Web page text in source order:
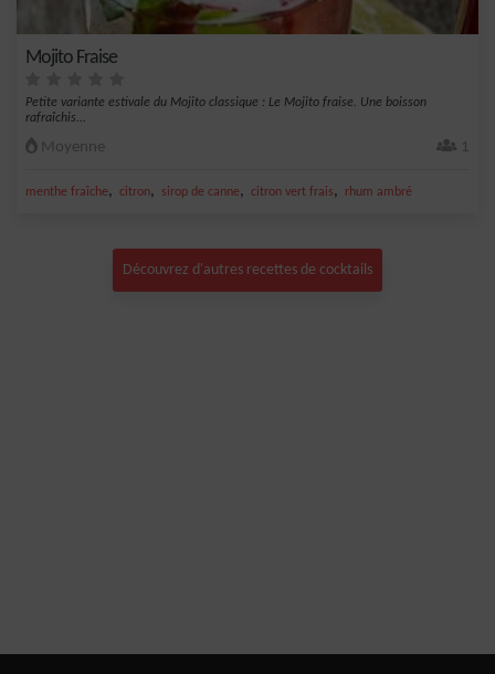
Mojito Fraise
Petite variante estivale du Mojito classique : Le Mojito fraise. Une boisson
rafraîchis...
Moyenne 1
menthe fraîche, citron, sirop de canne, citron vert frais, rhum ambré
Découvrez d'autres recettes de cocktails